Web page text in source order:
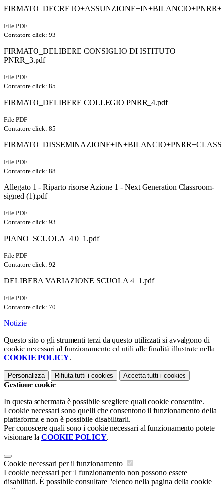
File PDF
Contatore click: 93
FIRMATO_DELIBERE CONSIGLIO DI ISTITUTO
PNRR_3.pdf
File PDF
Contatore click: 85
FIRMATO_DELIBERE COLLEGIO PNRR_4.pdf
File PDF
Contatore click: 85
File PDF
Contatore click: 88
Allegato 1 - Riparto risorse Azione 1 - Next Generation Classroom-
signed (1).pdf
File PDF
Contatore click: 93
PIANO_SCUOLA_4.0_1.pdf
File PDF
Contatore click: 92
DELIBERA VARIAZIONE SCUOLA 4_1.pdf
File PDF
Contatore click: 70
Notizie
Questo sito o gli strumenti terzi da questo utilizzati si avvalgono di
cookie necessari al funzionamento ed utili alle finalità illustrate nella
COOKIE POLICY.
Personalizza Rifiuta tutti i cookies Accetta tutti i cookies
Gestione cookie
In questa schermata è possibile scegliere quali cookie consentire.
I cookie necessari sono quelli che consentono il funzionamento della
piattaforma e non è possibile disabilitarli.
Per conoscere quali sono i cookie necessari al funzionamento potete
visionare la COOKIE POLICY.
Cookie necessari per il funzionamento
I cookie necessari per il funzionamento non possono essere
disabilitati. È possibile consultare l'elenco nella pagina della cookie